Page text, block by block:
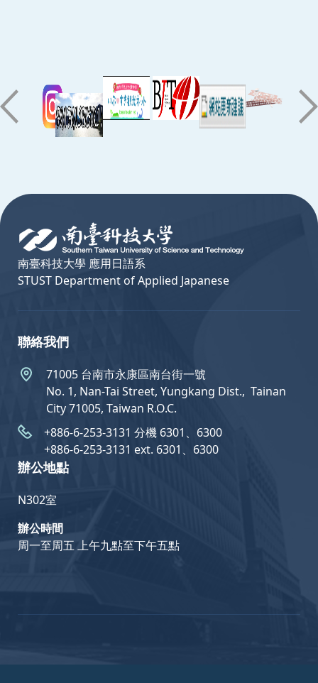
南臺科技大學 應用日語系
STUST Department of Applied Japanese
聯絡我們
71005 台南市永康區南台街一號
No. 1, Nan-Tai Street, Yungkang Dist.,  Tainan
City 71005, Taiwan R.O.C.
+886-6-253-3131 分機 6301、6300
+886-6-253-3131 ext. 6301、6300
辦公地點
N302室
辦公時間
周一至周五 上午九點至下午五點